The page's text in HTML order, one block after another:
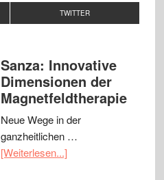
TWITTER
Sanza: Innovative
Dimensionen der
Magnetfeldtherapie
Neue Wege in der
ganzheitlichen …
[Weiterlesen...]